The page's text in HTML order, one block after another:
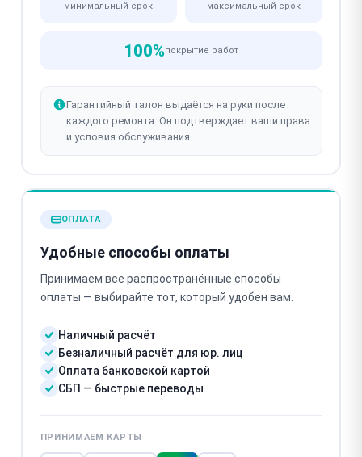
минимальный срок максимальный срок
100%покрытие работ
Гарантийный талон выдаётся на руки после
каждого ремонта. Он подтверждает ваши права
и условия обслуживания.
ОПЛАТА
Удобные способы оплаты
Принимаем все распространённые способы
оплаты — выбирайте тот, который удобен вам.
Наличный расчёт
Безналичный расчёт для юр. лиц
Оплата банковской картой
СБП — быстрые переводы
ПРИНИМАЕМ КАРТЫ